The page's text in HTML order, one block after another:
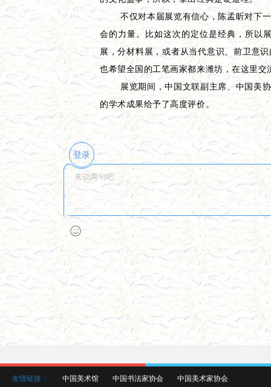
不仅对本届展览有信心，陈孟昕对下
会的力量。比如这次的定位是经典，所以
展，分材料展，或者从当代意识、前卫意
也希望全国的工笔画家都来潍坊，在这里
展览期间，中国文联副主席、中国美
的学术成果给予了高度评价。
登录
友情链接： 中国美术馆 中国书法家协会 中国美术家协会